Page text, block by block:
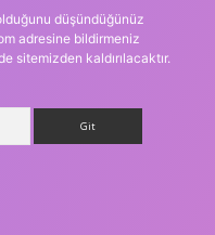
düşündüğünüz
adresine bildirmeniz
sitemizden kaldırılacaktır.